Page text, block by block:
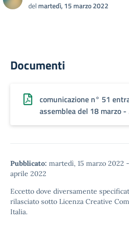
delmartedì, 15 marzo 2022
Documenti
comunicazione n° 51
assemblea del 18 marzo
Pubblicato: martedì, 15 marzo 2022 -
aprile 2022
Eccetto dove diversamente
rilasciato sotto Licenza Creative
Italia.